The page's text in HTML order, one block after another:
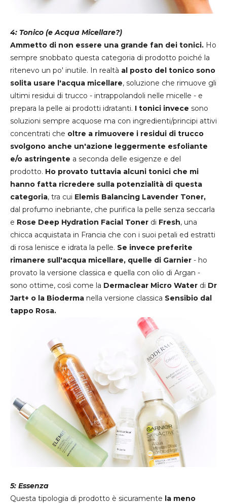
4: Tonico (e Acqua Micellare?)
Ammetto di non essere una grande fan dei tonici. Ho
sempre snobbato questa categoria di prodotto poiché la
ritenevo un po' inutile. In realtà al posto del tonico sono
solita usare l'acqua micellare, soluzione che rimuove gli
ultimi residui di trucco - intrappolandoli nelle micelle - e
prepara la pelle ai prodotti idratanti. I tonici invece sono
soluzioni sempre acquose ma con ingredienti/principi attivi
concentrati che oltre a rimuovere i residui di trucco
svolgono anche un'azione leggermente esfoliante
e/o astringente a seconda delle esigenze e del
prodotto. Ho provato tuttavia alcuni tonici che mi
hanno fatta ricredere sulla potenzialità di questa
categoria, tra cui Elemis Balancing Lavender Toner,
dal profumo inebriante, che purifica la pelle senza seccarla
e Rose Deep Hydration Facial Toner di Fresh, una
chicca acquistata in Francia che con i suoi petali ed estratti
di rosa lenisce e idrata la pelle. Se invece preferite
rimanere sull'acqua micellare, quelle di Garnier - ho
provato la versione classica e quella con olio di Argan -
sono ottime, così come la Dermaclear Micro Water di Dr
Jart+ o la Bioderma nella versione classica Sensibio dal
tappo Rosa.
5: Essenza
Questa tipologia di prodotto è sicuramente la meno